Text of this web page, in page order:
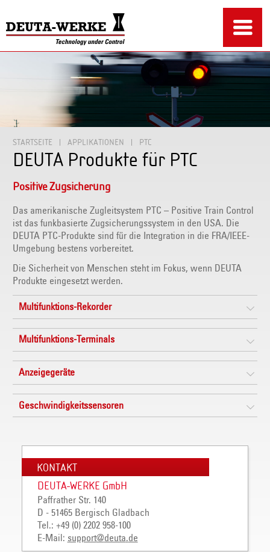
STARTSEITE APPLIKATIONEN PTC
DEUTA Produkte für PTC
Positive Zugsicherung
Das amerikanische Zugleitsystem PTC – Positive Train Control
ist das funkbasierte Zugsicherungssystem in den USA. Die
DEUTA PTC-Produkte sind für die Integration in die FRA/IEEE-
Umgebung bestens vorbereitet.
Die Sicherheit von Menschen steht im Fokus, wenn DEUTA
Produkte eingesetzt werden.
Multifunktions-Rekorder
Multifunktions-Terminals
Anzeigegeräte
Geschwindigkeitssensoren
KONTAKT
DEUTA-WERKE GmbH
Paffrather Str. 140
D - 51465 Bergisch Gladbach
Tel.: +49 (0) 2202 958-100
E-Mail: support@deuta.de